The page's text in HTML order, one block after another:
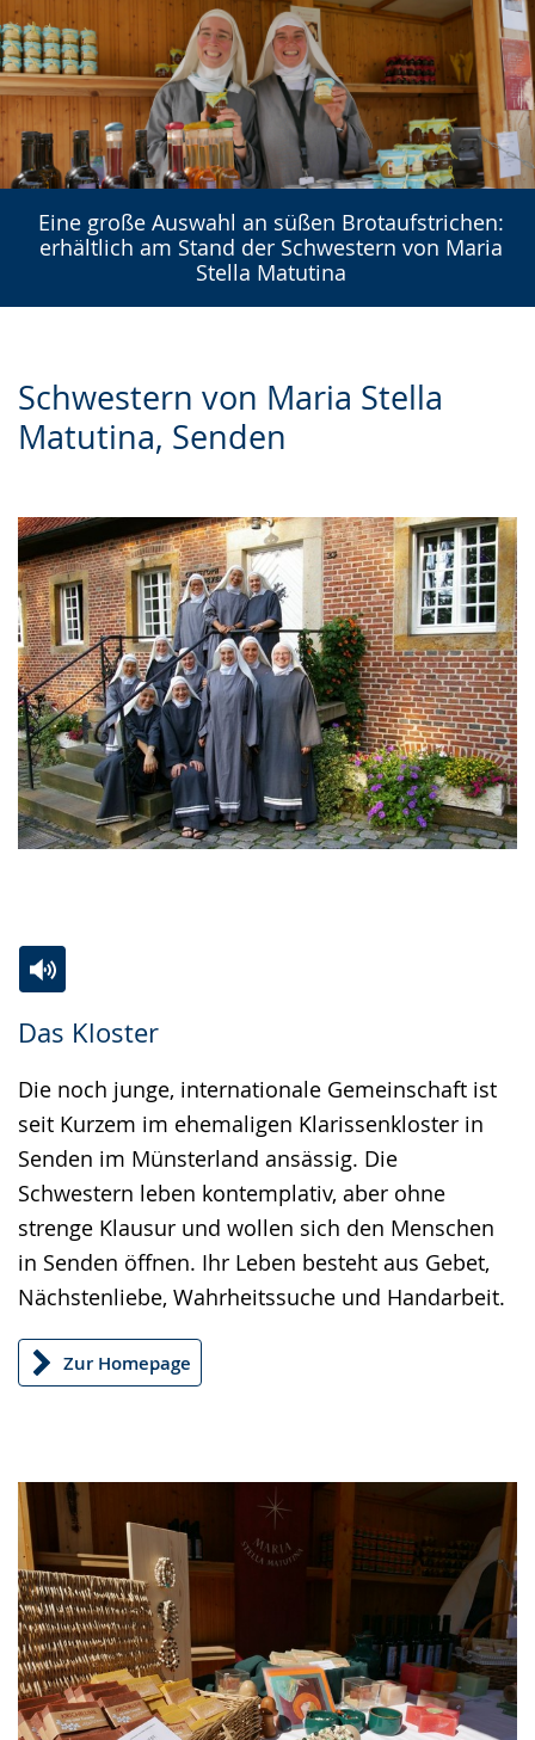
Eine große Auswahl an süßen Brotaufstrichen:
erhältlich am Stand der Schwestern von Maria
Stella Matutina
Schwestern von Maria Stella
Matutina, Senden
Das Kloster
Leichten
Sprache
wechseln.
Audio-
Unterstützung.
Video
in
Deutscher
Gebärdensprache
wird
angezeigt.
Die noch junge, internationale Gemeinschaft ist
seit Kurzem im ehemaligen Klarissenkloster in
Senden im Münsterland ansässig. Die
Schwestern leben kontemplativ, aber ohne
strenge Klausur und wollen sich den Menschen
in Senden öffnen. Ihr Leben besteht aus Gebet,
Nächstenliebe, Wahrheitssuche und Handarbeit.
Zur Homepage